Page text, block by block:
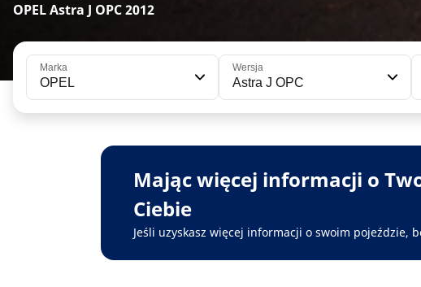
OPEL Astra J OPC 2012
Marka
OPEL
Wersja
Astra J OPC
Mając więcej informacji o
Ciebie
Jeśli uzyskasz więcej informacji o swoim pojeździe,